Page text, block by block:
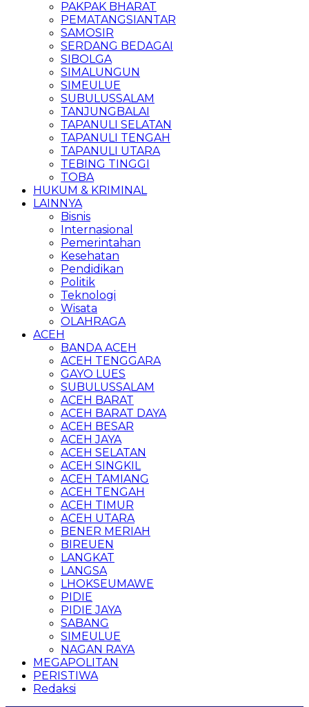
PAKPAK BHARAT
PEMATANGSIANTAR
SAMOSIR
SERDANG BEDAGAI
SIBOLGA
SIMALUNGUN
SIMEULUE
SUBULUSSALAM
TANJUNGBALAI
TAPANULI SELATAN
TAPANULI TENGAH
TAPANULI UTARA
TEBING TINGGI
TOBA
HUKUM & KRIMINAL
LAINNYA
Bisnis
Internasional
Pemerintahan
Kesehatan
Pendidikan
Politik
Teknologi
Wisata
OLAHRAGA
ACEH
BANDA ACEH
ACEH TENGGARA
GAYO LUES
SUBULUSSALAM
ACEH BARAT
ACEH BARAT DAYA
ACEH BESAR
ACEH JAYA
ACEH SELATAN
ACEH SINGKIL
ACEH TAMIANG
ACEH TENGAH
ACEH TIMUR
ACEH UTARA
BENER MERIAH
BIREUEN
LANGKAT
LANGSA
LHOKSEUMAWE
PIDIE
PIDIE JAYA
SABANG
SIMEULUE
NAGAN RAYA
MEGAPOLITAN
PERISTIWA
Redaksi